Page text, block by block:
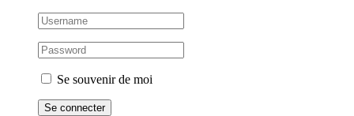
Se souvenir de moi